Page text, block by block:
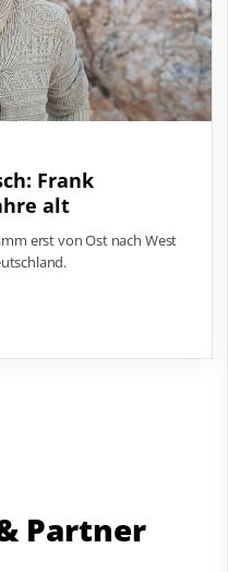
Frank
alt
erst von Ost nach West
Partner